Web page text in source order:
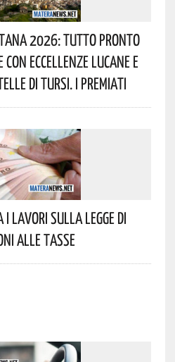
2026: Tutto Pronto
Con Eccellenze Lucane E
Di Tursi. I Premiati
Lavori Sulla Legge Di
Alle Tasse